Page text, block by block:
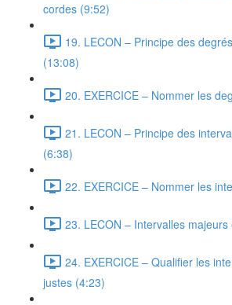
cordes (9:52)
19. LECON – Principe des
(13:08)
20. EXERCICE – Nommer les
21. LECON – Principe des
(6:38)
22. EXERCICE – Nommer les
23. LECON – Intervalles
24. EXERCICE – Qualifier les
justes (4:23)